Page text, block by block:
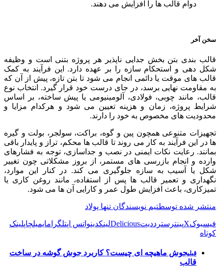
دوام قالب ها را افزایش می دهند.
سخن آخر
قالب بندی بتن بخش جدایی ناپذیر هر پروژه بتنی است و وظیفه
شکل دهی و استحکام سازه را بر عهده دارد. این فرآیند به کمک
قالب های موقت یا دائمی انجام می شود تا بتن تازه، پیش از آن که
به مقاومت نهایی برسد، در جای درست خود قرار گیرد. انتخاب نوع
قالب، مانند چوبی، فولادی، آلومینیومی یا پیش ساخته، بر اساس
شرایط پروژه، زمان و هزینه تعیین می شود و هرکدام مزایا و
محدودیت های مخصوص به خود را دارند.
تجهیزات متنوعی همچون پین و گوه، براکت، سولجر، بولت و گیره
ها در این فرآیند به کار می روند تا قالب ها محکم، تراز و پایدار باقی
بمانند. رعایت نکات ایمنی در نصب و جداسازی، توجه به فشارهای
وارده و انجام بازرسی های مستمر، از بروز مشکلاتی چون تغییر
شکل یا آسیب به سازه جلوگیری می کند. در کنار این موارد،
نگهداری و تعمیر قالب ها پس از استفاده، مانند روغن کاری یا
تمیزکاری، باعث افزایش طول عمر و کارایی آن ها می شود.
منتشر شده توسطتیم نویسندگان تنها پولاد
فیسبوکXپینترسترددیتDeliciousلینکدینواتس اپتلگرامایمیلچاپلینک
کوتاه
قبلیجوش ماهیچه ای چیست؟ کاربرد جوش گوشه در ساخت
قالب